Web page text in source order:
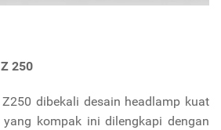
250
Z250 dibekali desain headlamp kuat
kompak ini dilengkapi dengan